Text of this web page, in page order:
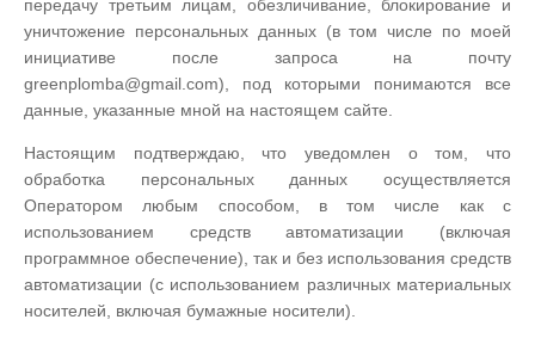
передачу третьим лицам, обезличивание, блокирование и
уничтожение персональных данных (в том числе по моей
инициативе после запроса на почту
greenplomba@gmail.com), под которыми понимаются все
данные, указанные мной на настоящем сайте.
Настоящим подтверждаю, что уведомлен о том, что
обработка персональных данных осуществляется
Оператором любым способом, в том числе как с
использованием средств автоматизации (включая
программное обеспечение), так и без использования средств
автоматизации (с использованием различных материальных
носителей, включая бумажные носители).